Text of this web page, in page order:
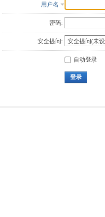
用户名
密码:
安全提问:
自动登录
登录